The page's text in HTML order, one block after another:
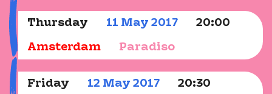
Thursday 11 May 2017 20:00
Amsterdam Paradiso
Friday 12 May 2017 20:30